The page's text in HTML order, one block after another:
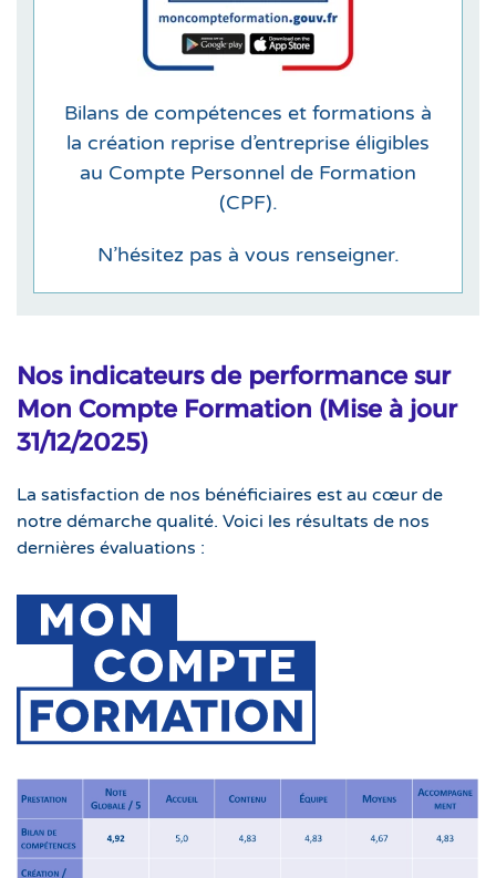
Bilans de compétences et formations à
la création reprise d’entreprise éligibles
au Compte Personnel de Formation
(CPF).
N’hésitez pas à vous renseigner.
Nos indicateurs de performance sur
Mon Compte Formation (Mise à jour
31/12/2025)
La satisfaction de nos bénéficiaires est au cœur de
notre démarche qualité. Voici les résultats de nos
dernières évaluations :